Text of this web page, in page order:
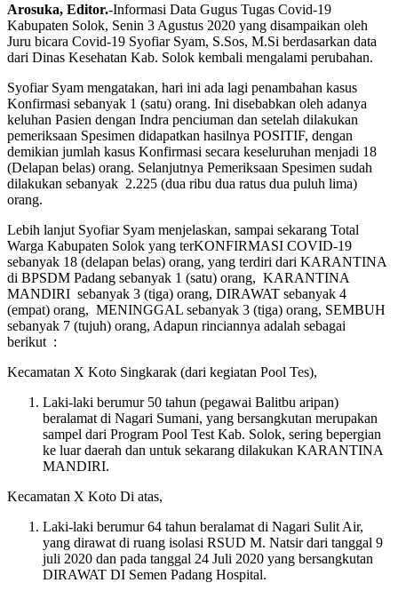
Arosuka, Editor.-Informasi Data Gugus Tugas Covid-19
Kabupaten Solok, Senin 3 Agustus 2020 yang disampaikan oleh
Juru bicara Covid-19 Syofiar Syam, S.Sos, M.Si berdasarkan data
dari Dinas Kesehatan Kab. Solok kembali mengalami perubahan.
Syofiar Syam mengatakan, hari ini ada lagi penambahan kasus
Konfirmasi sebanyak 1 (satu) orang. Ini disebabkan oleh adanya
keluhan Pasien dengan Indra penciuman dan setelah dilakukan
pemeriksaan Spesimen didapatkan hasilnya POSITIF, dengan
demikian jumlah kasus Konfirmasi secara keseluruhan menjadi 18
(Delapan belas) orang. Selanjutnya Pemeriksaan Spesimen sudah
dilakukan sebanyak 2.225 (dua ribu dua ratus dua puluh lima)
orang.
Lebih lanjut Syofiar Syam menjelaskan, sampai sekarang Total
Warga Kabupaten Solok yang terKONFIRMASI COVID-19
sebanyak 18 (delapan belas) orang, yang terdiri dari KARANTINA
di BPSDM Padang sebanyak 1 (satu) orang, KARANTINA
MANDIRI sebanyak 3 (tiga) orang, DIRAWAT sebanyak 4
(empat) orang, MENINGGAL sebanyak 3 (tiga) orang, SEMBUH
sebanyak 7 (tujuh) orang, Adapun rinciannya adalah sebagai
berikut :
Kecamatan X Koto Singkarak (dari kegiatan Pool Tes),
Laki-laki berumur 50 tahun (pegawai Balitbu aripan)
beralamat di Nagari Sumani, yang bersangkutan merupakan
sampel dari Program Pool Test Kab. Solok, sering bepergian
ke luar daerah dan untuk sekarang dilakukan KARANTINA
MANDIRI.
Kecamatan X Koto Di atas,
Laki-laki berumur 64 tahun beralamat di Nagari Sulit Air,
yang dirawat di ruang isolasi RSUD M. Natsir dari tanggal 9
juli 2020 dan pada tanggal 24 Juli 2020 yang bersangkutan
DIRAWAT DI Semen Padang Hospital.